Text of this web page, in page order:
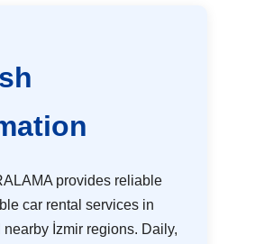
provides reliable
car rental services in
nearby İzmir regions. Daily,